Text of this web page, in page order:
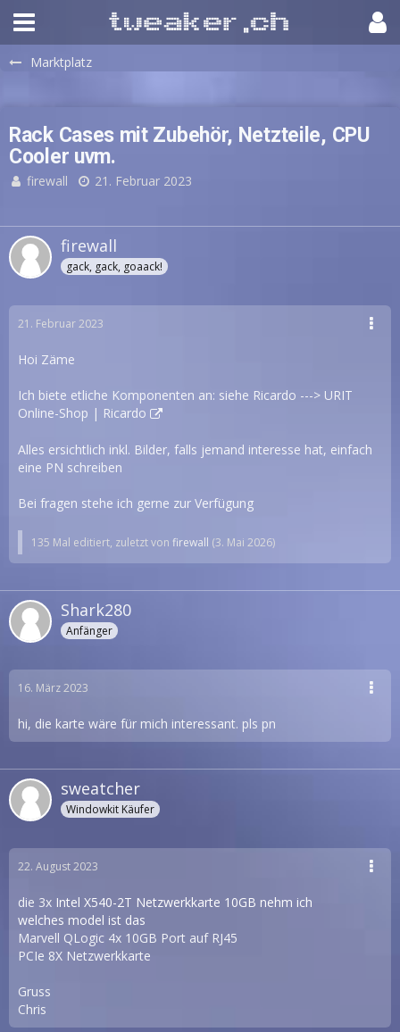
Marktplatz
Rack Cases mit Zubehör, Netzteile, CPU
Cooler uvm.
firewall 21. Februar 2023
firewall
gack, gack, goaack!
21. Februar 2023
Hoi Zäme
Ich biete etliche Komponenten an: siehe Ricardo ---> URIT
Online-Shop | Ricardo
Alles ersichtlich inkl. Bilder, falls jemand interesse hat, einfach
eine PN schreiben
Bei fragen stehe ich gerne zur Verfügung
135 Mal editiert, zuletzt von firewall (3. Mai 2026)
Shark280
Anfänger
16. März 2023
hi, die karte wäre für mich interessant. pls pn
sweatcher
Windowkit Käufer
22. August 2023
die 3x Intel X540-2T Netzwerkkarte 10GB nehm ich
welches model ist das
Marvell QLogic 4x 10GB Port auf RJ45
PCIe 8X Netzwerkkarte
Gruss
Chris